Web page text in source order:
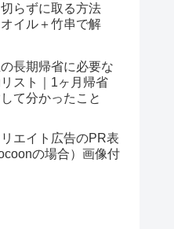
らずに取る方法
オイル＋竹串で解
長期帰省に必要な
スト｜1ヶ月帰省
て分かったこと
エイト広告のPR表
の場合）画像付